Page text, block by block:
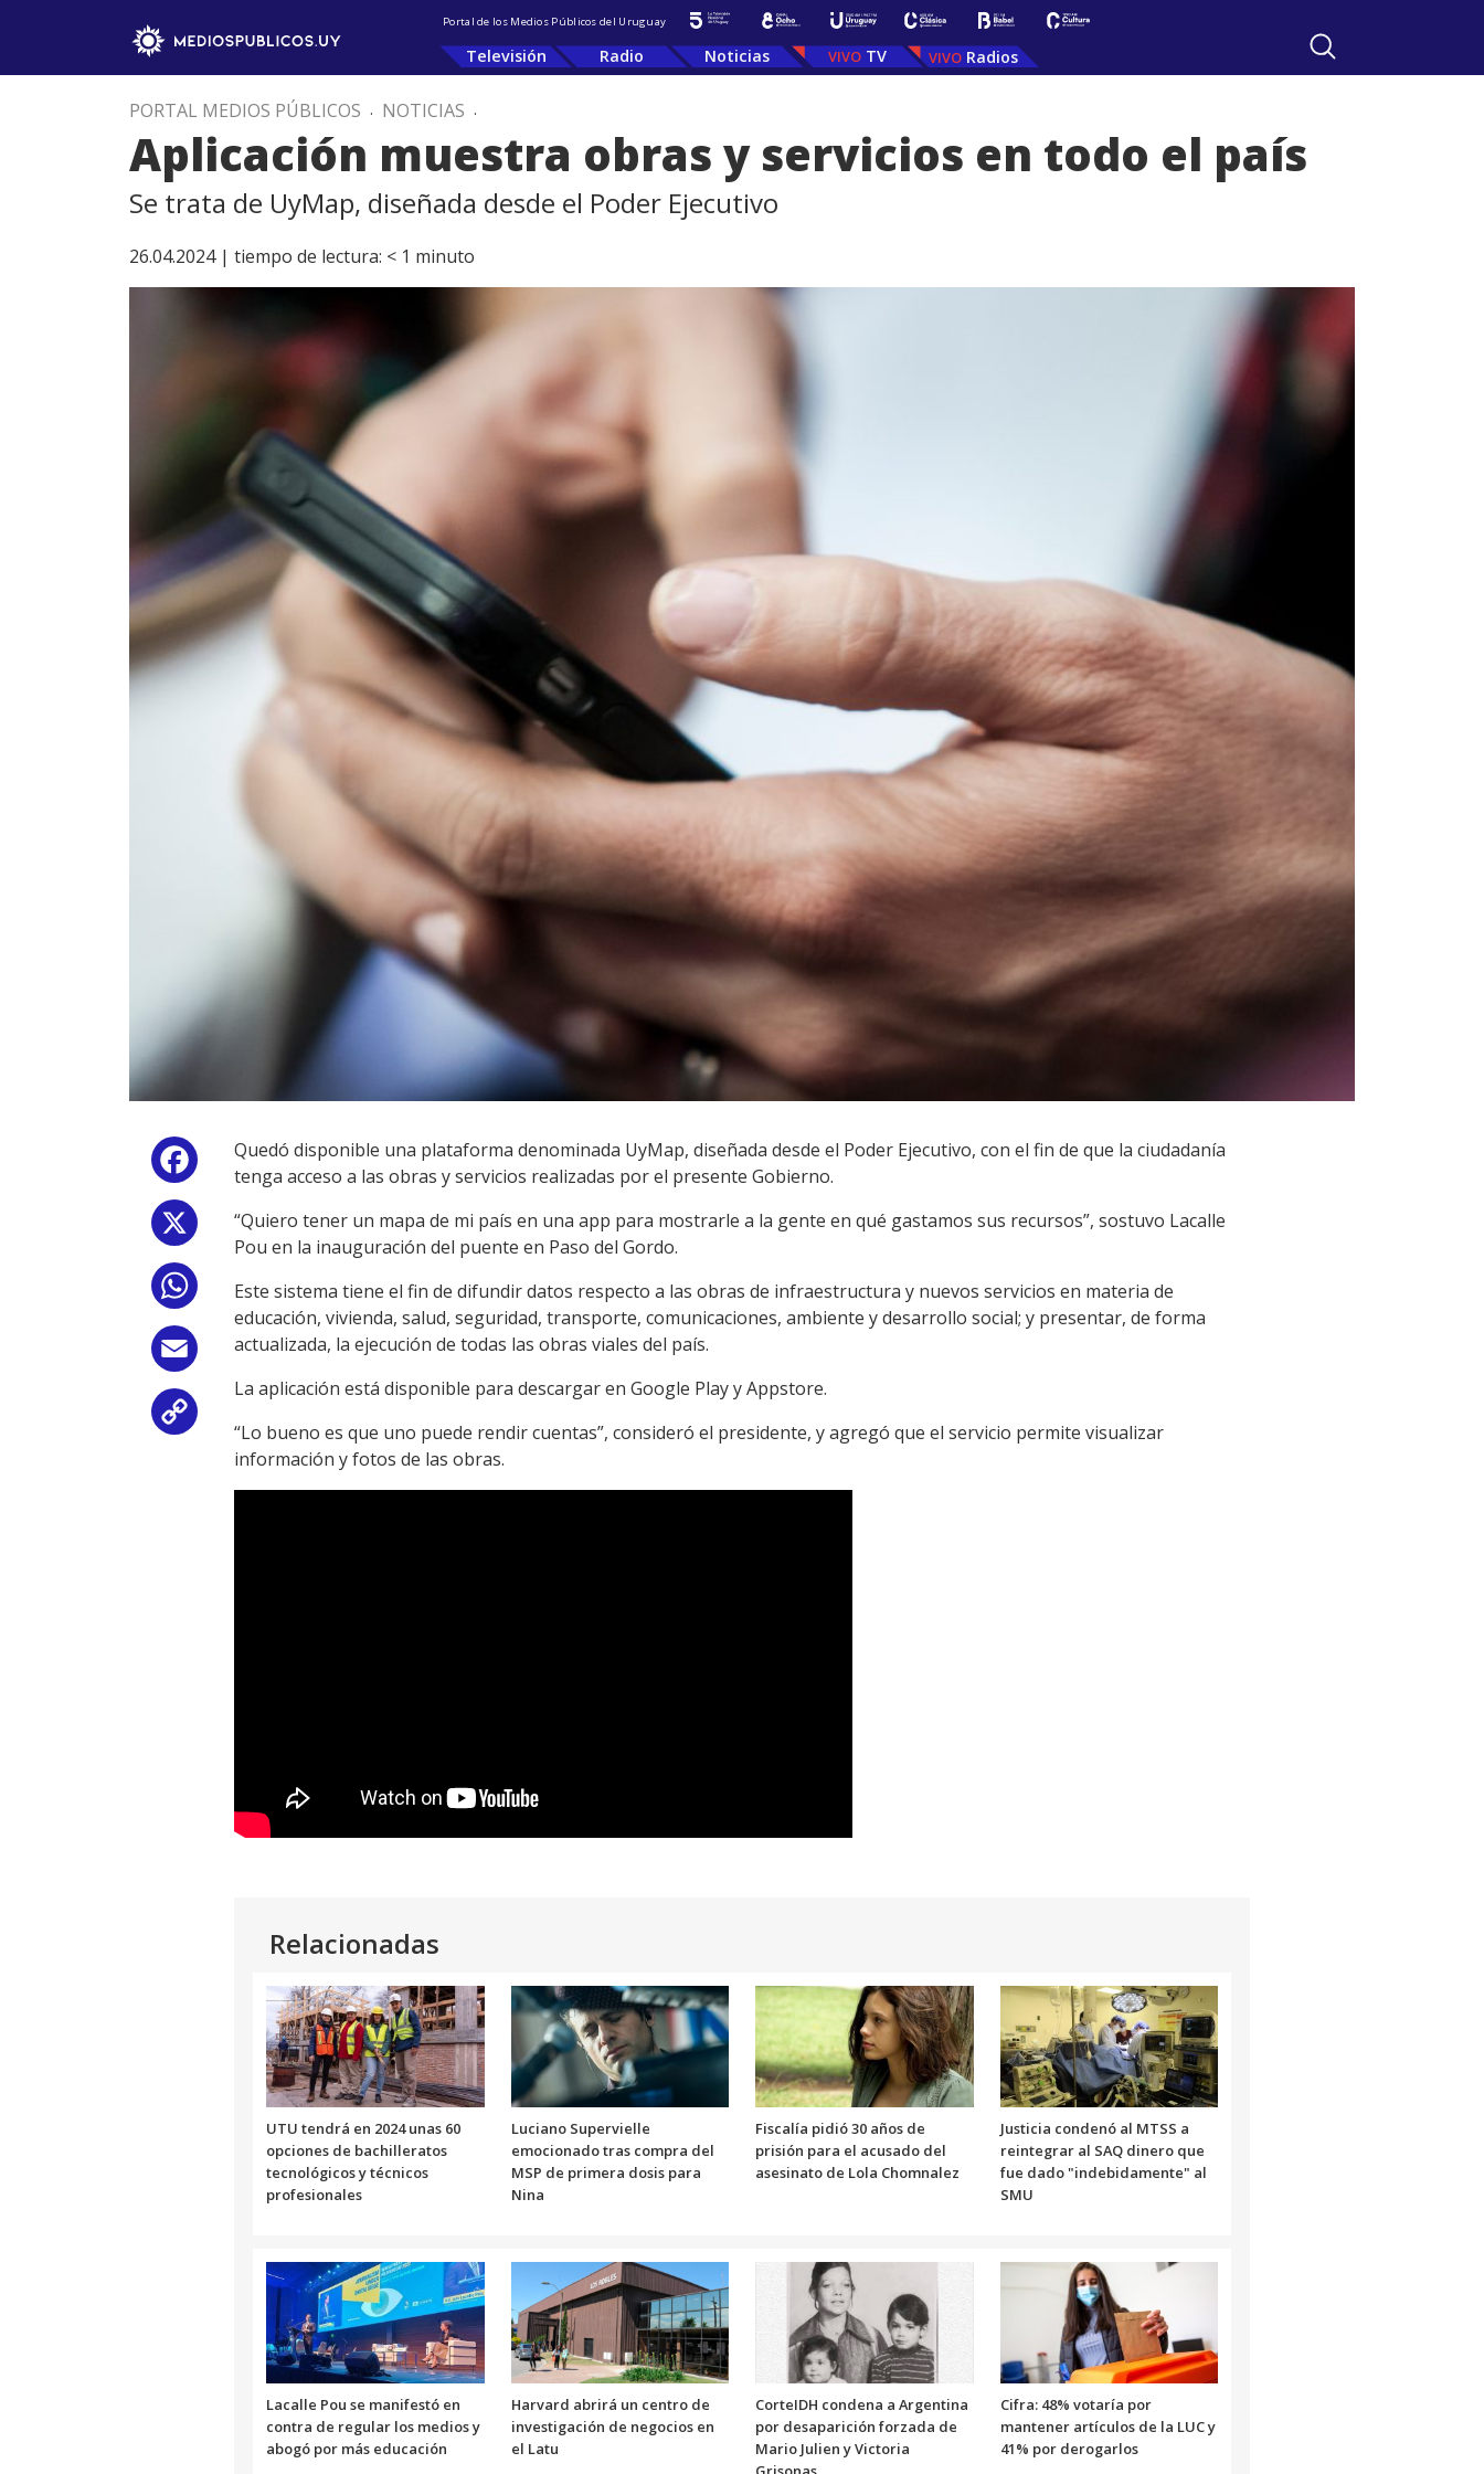
Portal de los Medios Públicos del Uruguay
Televisión Radio Noticias TV Radios
PORTAL MEDIOS PÚBLICOS . NOTICIAS .
Aplicación muestra obras y servicios en todo el país
Se trata de UyMap, diseñada desde el Poder Ejecutivo
26.04.2024 | tiempo de lectura: < 1 minuto
Facebook
WhatsApp
Email
Link
Quedó disponible una plataforma denominada UyMap, diseñada desde el Poder Ejecutivo, con el fin de que la ciudadanía
tenga acceso a las obras y servicios realizadas por el presente Gobierno.
“Quiero tener un mapa de mi país en una app para mostrarle a la gente en qué gastamos sus recursos”, sostuvo Lacalle
Pou en la inauguración del puente en Paso del Gordo.
Este sistema tiene el fin de difundir datos respecto a las obras de infraestructura y nuevos servicios en materia de
educación, vivienda, salud, seguridad, transporte, comunicaciones, ambiente y desarrollo social; y presentar, de forma
actualizada, la ejecución de todas las obras viales del país.
La aplicación está disponible para descargar en Google Play y Appstore.
“Lo bueno es que uno puede rendir cuentas”, consideró el presidente, y agregó que el servicio permite visualizar
información y fotos de las obras.
Relacionadas
UTU tendrá en 2024 unas 60
opciones de bachilleratos
tecnológicos y técnicos
profesionales
Luciano Supervielle
emocionado tras compra del
MSP de primera dosis para
Nina
Fiscalía pidió 30 años de
prisión para el acusado del
asesinato de Lola Chomnalez
Justicia condenó al MTSS a
reintegrar al SAQ dinero que
fue dado "indebidamente" al
SMU
Lacalle Pou se manifestó en
contra de regular los medios y
abogó por más educación
Harvard abrirá un centro de
investigación de negocios en
el Latu
CorteIDH condena a Argentina
por desaparición forzada de
Mario Julien y Victoria
Cifra: 48% votaría por
mantener artículos de la LUC y
41% por derogarlos